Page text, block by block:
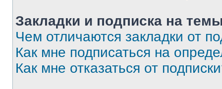
Закладки и подписка на
Чем отличаются закладки от
Как мне подписаться на
Как мне отказаться от